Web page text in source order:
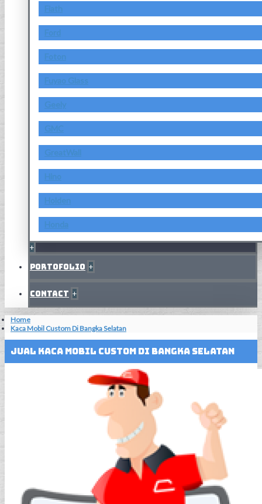
Fiath
Ford
Foton
Fuyao Glass
Geely
GMC
GreatWall
Hino
Holden
Honda
+
Portofolio +
Contact +
Home
Kaca Mobil Custom Di Bangka Selatan
Jual Kaca Mobil Custom Di Bangka Selatan